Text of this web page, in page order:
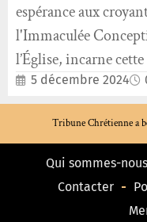
espérance aux
l'Immaculée
l’Église, incarne
5 décembre 2024
Tribune Chrétienne a
Qui sommes-
Contacter